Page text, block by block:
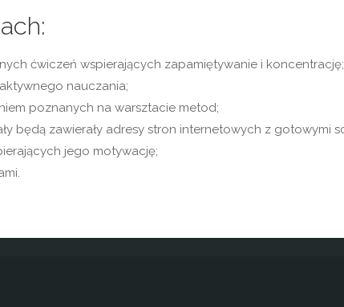
ćwiczeń wspierających zapamiętywanie i koncentrację;
nauczania;
poznanych na warsztacie metod;
będą zawierały adresy stron internetowych z gotowymi
jego motywację;